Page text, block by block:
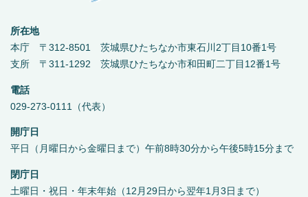
所在地
本庁 〒312-8501 茨城県ひたちなか市東石川2丁目10番1号
支所 〒311-1292 茨城県ひたちなか市和田町二丁目12番1号
電話
029-273-0111（代表）
開庁日
平日（月曜日から金曜日まで）午前8時30分から午後5時15分まで
閉庁日
土曜日・祝日・年末年始（12月29日から翌年1月3日まで）